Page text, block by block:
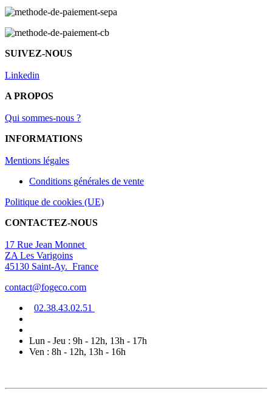
SUIVEZ-NOUS
Linkedin
A PROPOS
Qui sommes-nous ?
INFORMATIONS
Mentions légales
Conditions générales de vente
Politique de cookies (UE)
CONTACTEZ-NOUS
17 Rue Jean Monnet
ZA Les Varigoins
45130 Saint-Ay. France
contact@fogeco.com
02.38.43.02.51
Lun - Jeu : 9h - 12h, 13h - 17h
Ven : 8h - 12h, 13h - 16h